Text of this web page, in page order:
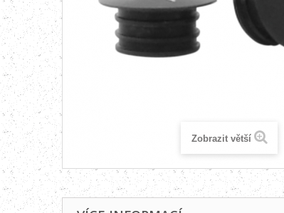
Zobrazit větší